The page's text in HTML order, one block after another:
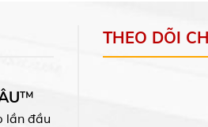
™
lần đầu
THEO DÕI